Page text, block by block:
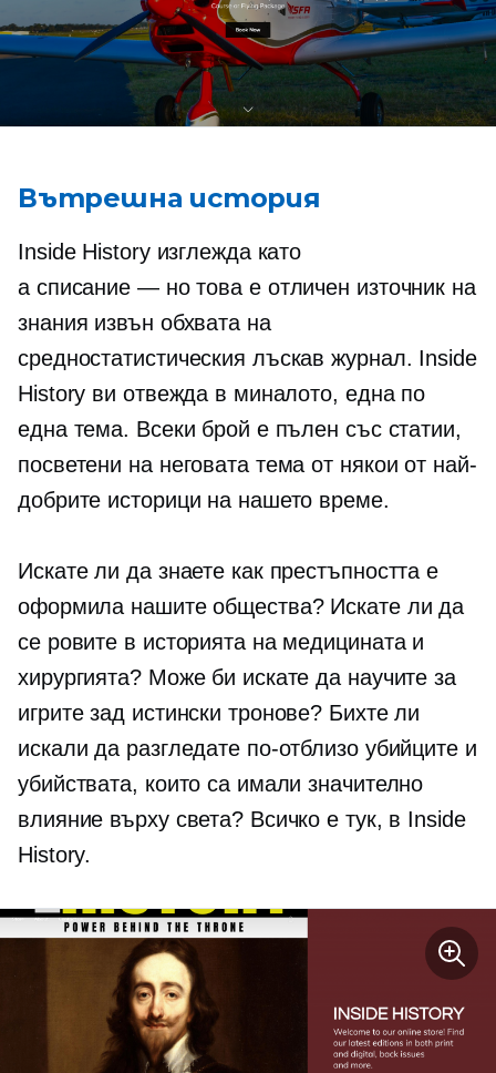
Вътрешна история
Inside History изглежда като
a списание — нотова е отличен източник на
знания извън обхвата на
средностатистическия лъскав журнал. Inside
History ви отвежда в миналото, една по
една тема. Всеки брой е пълен със статии,
посветени на неговата тема от някои от най-
добрите историци на нашето време.
Искате ли да знаете как престъпността е
оформила нашите общества? Искате ли да
се ровите в историята на медицината и
хирургията? Може би искате да научите за
игрите зад истински тронове? Бихте ли
искали да разгледате по-отблизо убийците и
убийствата, които са имали значително
влияние върху света? Всичко е тук, в Inside
History.